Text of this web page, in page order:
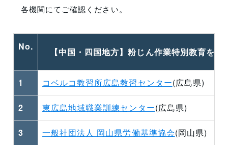
各機関にてご確認ください。
No. 【中国・四国地方】粉じん作業特別教育を
1 コベルコ教習所広島教習センター(広島県)
2 東広島地域職業訓練センター(広島県)
3 一般社団法人 岡山県労働基準協会(岡山県)